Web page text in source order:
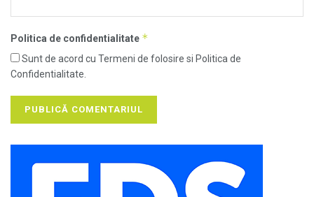
Politica de confidentialitate *
Sunt de acord cu Termeni de folosire si Politica de
Confidentialitate.